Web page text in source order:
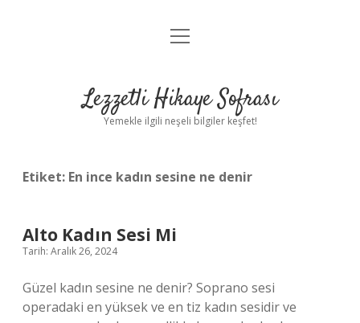
Anasayfa
Yasal Uyarı
menüyü
Lezzetli Hikaye Sofrası
Yemekle ilgili neşeli bilgiler keşfet!
Etiket: En ince kadın sesine ne denir
Alto Kadın Sesi Mi
Tarih: Aralık 26, 2024
Güzel kadın sesine ne denir? Soprano sesi
operadaki en yüksek ve en tiz kadın sesidir ve